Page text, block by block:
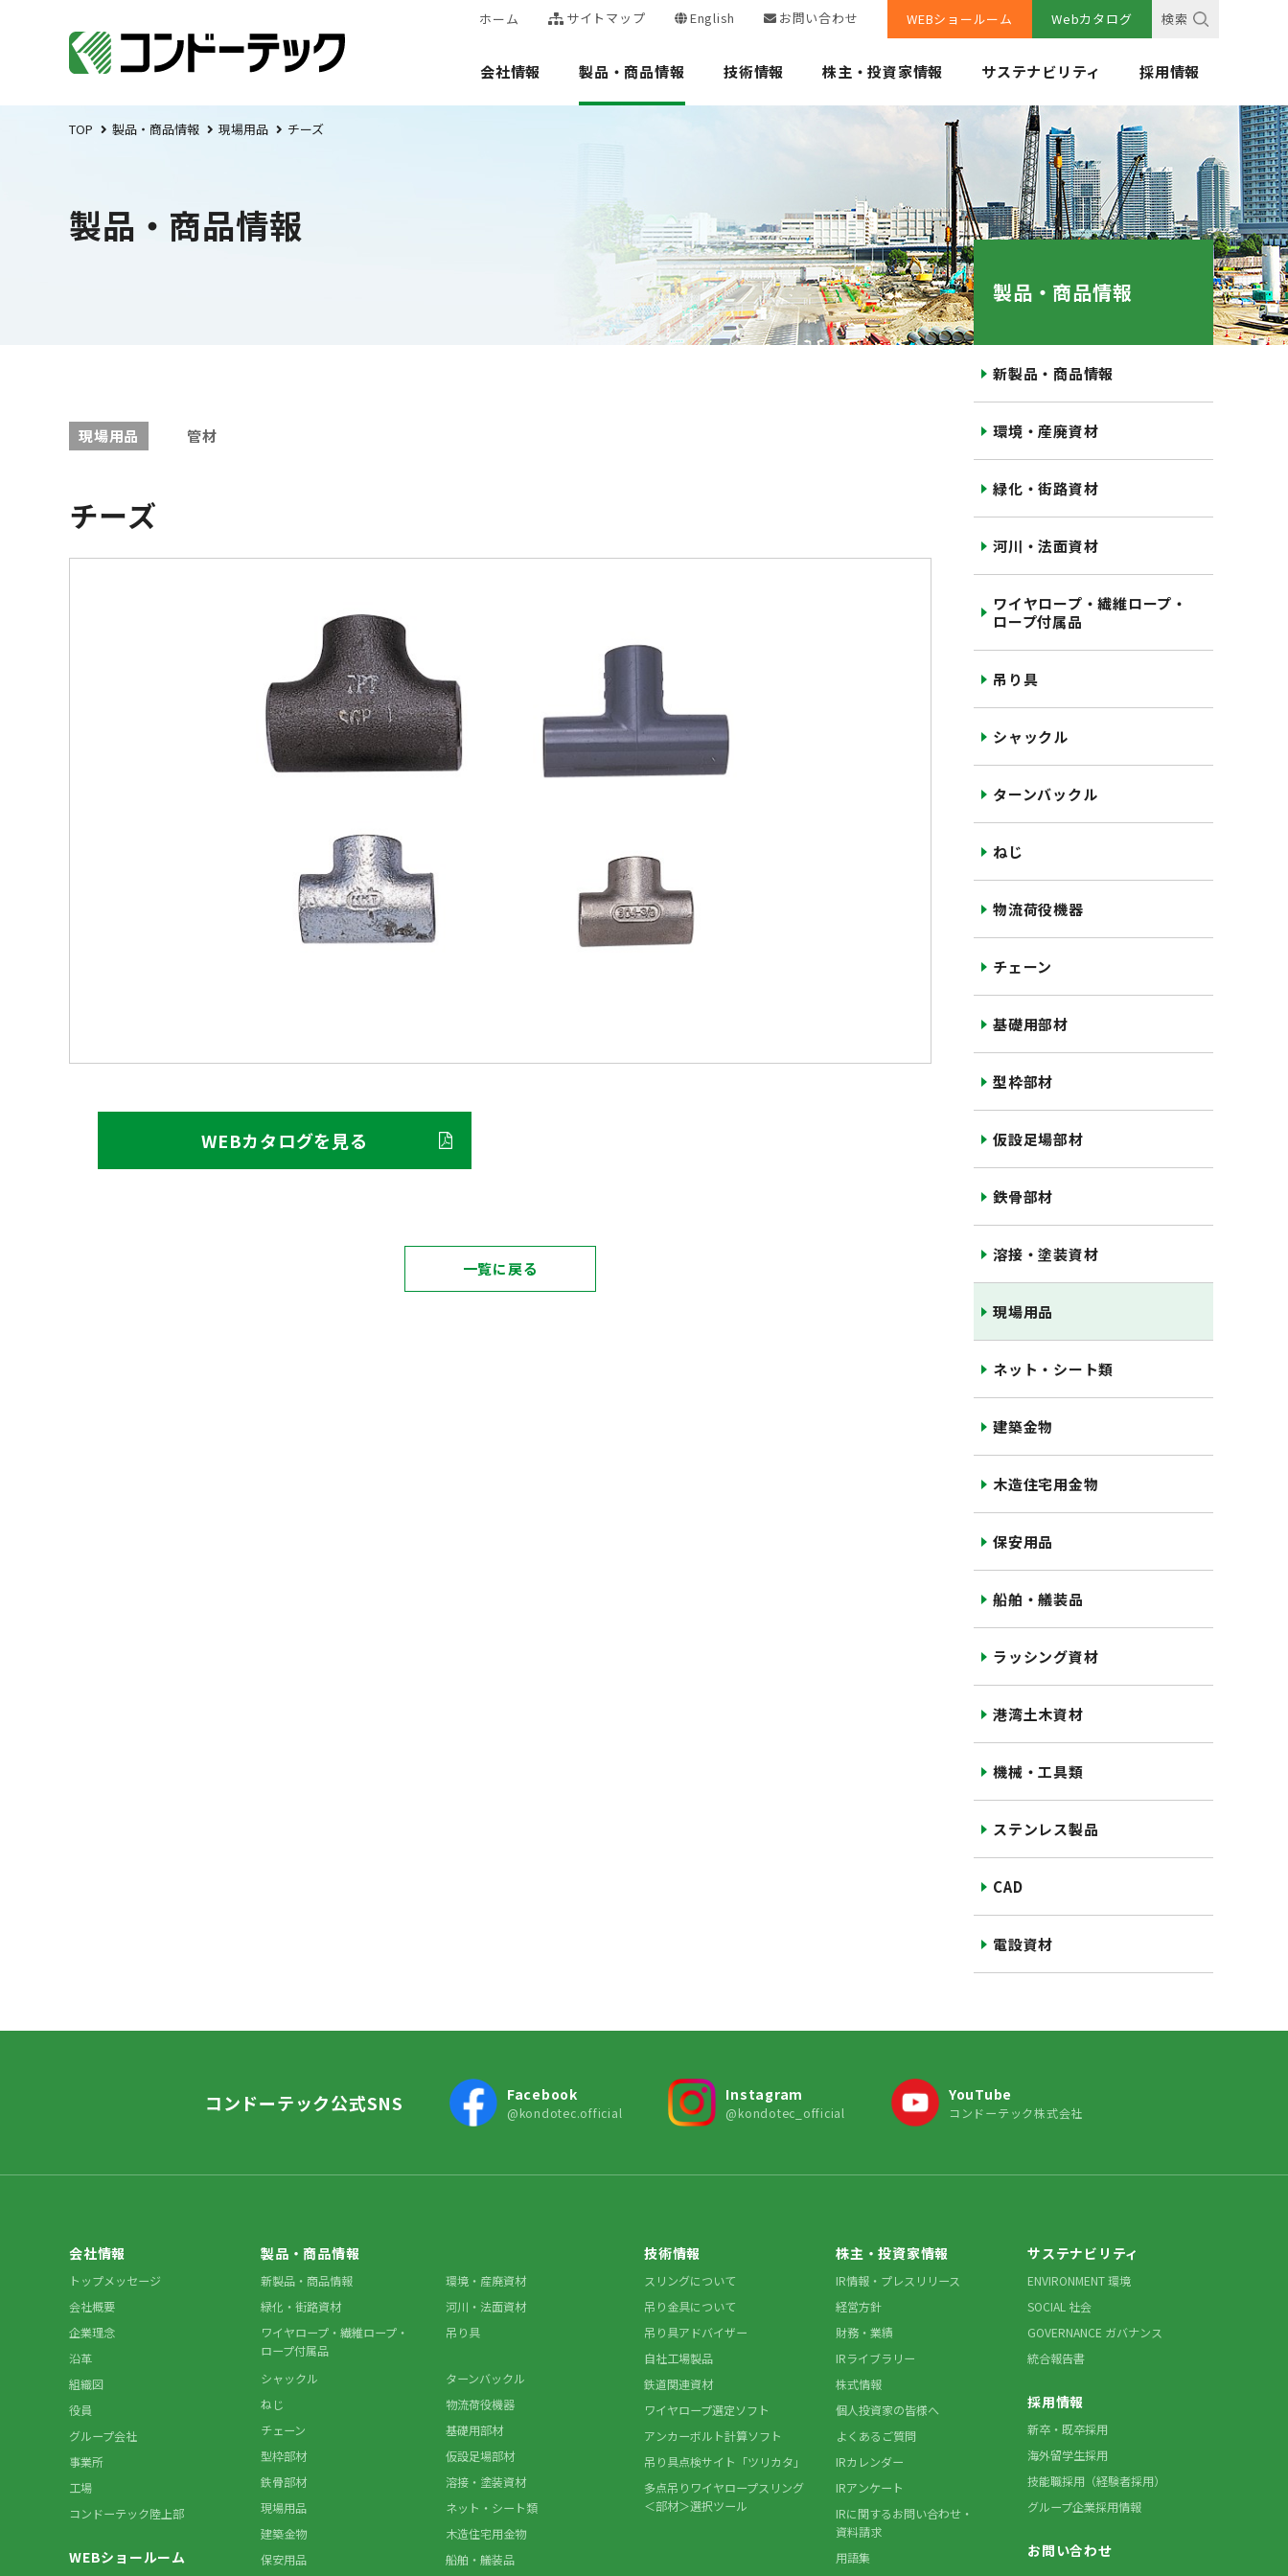
ホーム サイトマップ English お問い合わせ WEBショールーム Webカタログ 検索
会社情報 製品・商品情報 技術情報 株主・投資家情報 サステナビリティ 採用情報
TOP 製品・商品情報 現場用品 チーズ
製品・商品情報
現場用品 管材
チーズ
WEBカタログを見る
一覧に戻る
製品・商品情報
新製品・商品情報
環境・産廃資材
緑化・街路資材
河川・法面資材
ワイヤロープ・繊維ロープ・
ロープ付属品
吊り具
シャックル
ターンバックル
ねじ
物流荷役機器
チェーン
基礎用部材
型枠部材
仮設足場部材
鉄骨部材
溶接・塗装資材
現場用品
ネット・シート類
建築金物
木造住宅用金物
保安用品
船舶・艤装品
ラッシング資材
港湾土木資材
機械・工具類
ステンレス製品
CAD
電設資材
コンドーテック公式SNS Facebook
@kondotec.official
Instagram
@kondotec_official
YouTube
コンドーテック株式会社
会社情報
トップメッセージ
会社概要
企業理念
沿革
組織図
役員
グループ会社
事業所
工場
コンドーテック陸上部
WEBショールーム
製品・商品情報
新製品・商品情報
環境・産廃資材
緑化・街路資材
河川・法面資材
ワイヤロープ・繊維ロープ・
ロープ付属品
吊り具
シャックル
ターンバックル
ねじ
物流荷役機器
チェーン
基礎用部材
型枠部材
仮設足場部材
鉄骨部材
溶接・塗装資材
現場用品
ネット・シート類
建築金物
木造住宅用金物
保安用品
船舶・艤装品
技術情報
スリングについて
吊り金具について
吊り具アドバイザー
自社工場製品
鉄道関連資材
ワイヤロープ選定ソフト
アンカーボルト計算ソフト
吊り具点検サイト「ツリカタ」
多点吊りワイヤロープスリング
＜部材＞選択ツール
株主・投資家情報
IR情報・プレスリリース
経営方針
財務・業績
IRライブラリー
株式情報
個人投資家の皆様へ
よくあるご質問
IRカレンダー
IRアンケート
IRに関するお問い合わせ・
資料請求
用語集
サステナビリティ
ENVIRONMENT 環境
SOCIAL 社会
GOVERNANCE ガバナンス
統合報告書
採用情報
新卒・既卒採用
海外留学生採用
技能職採用（経験者採用）
グループ企業採用情報
お問い合わせ